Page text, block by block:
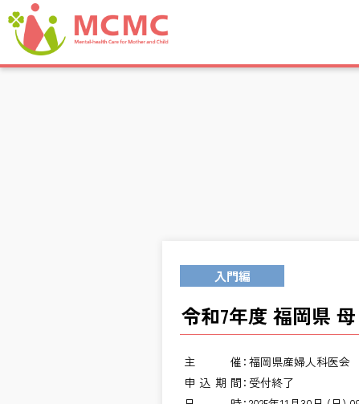
入門編
令和7年度 福岡県
主催 福岡県産婦人科医会
申込期間 受付終了